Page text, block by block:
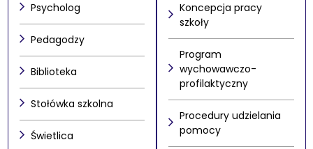
Psycholog
Pedagodzy
Biblioteka
Stołówka szkolna
Świetlica
Koncepcja pracy
szkoły
Program
wychowawczo-
profilaktyczny
Procedury udzielania
pomocy